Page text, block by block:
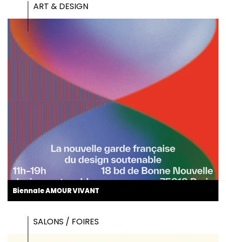
ART & DESIGN
Biennale AMOUR VIVANT
SALONS / FOIRES